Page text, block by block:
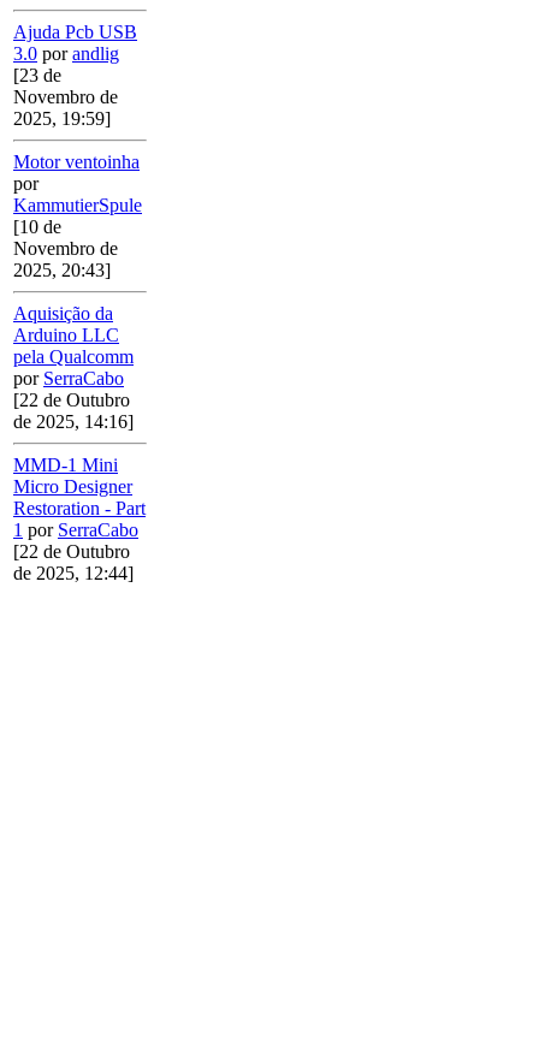
Ajuda Pcb USB
3.0 porandlig
[23 de
Novembro de
2025, 19:59]
Motor ventoinha
por
KammutierSpule
[10 de
Novembro de
2025, 20:43]
Aquisição da
Arduino LLC
pela Qualcomm
por SerraCabo
[22 de Outubro
de 2025, 14:16]
MMD-1 Mini
Micro Designer
Restoration - Part
1 por SerraCabo
[22 de Outubro
de 2025, 12:44]